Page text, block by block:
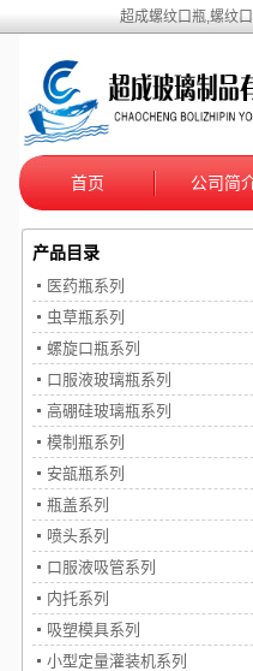
超成螺纹口瓶,螺纹
首页 公司简
产品目录
医药瓶系列
虫草瓶系列
螺旋口瓶系列
口服液玻璃瓶系列
高硼硅玻璃瓶系列
模制瓶系列
安瓿瓶系列
瓶盖系列
喷头系列
口服液吸管系列
内托系列
吸塑模具系列
小型定量灌装机系列